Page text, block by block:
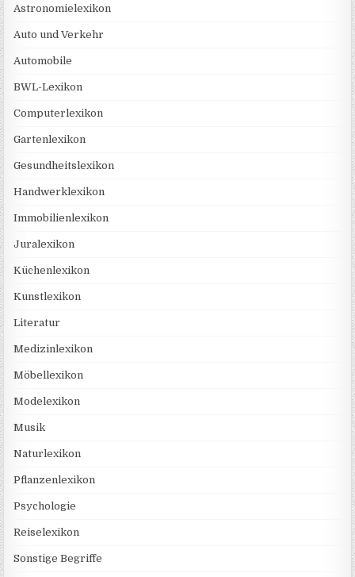
Astronomielexikon
Auto und Verkehr
Automobile
BWL-Lexikon
Computerlexikon
Gartenlexikon
Gesundheitslexikon
Handwerklexikon
Immobilienlexikon
Juralexikon
Küchenlexikon
Kunstlexikon
Literatur
Medizinlexikon
Möbellexikon
Modelexikon
Musik
Naturlexikon
Pflanzenlexikon
Psychologie
Reiselexikon
Sonstige Begriffe